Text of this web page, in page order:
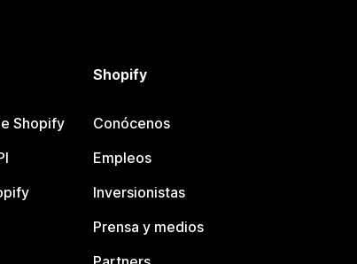
Shopify
Shopify
Conócenos
Empleos
Inversionistas
Prensa y medios